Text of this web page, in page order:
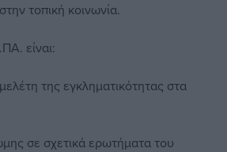
τοπική κοινωνία.
είναι:
της εγκληματικότητας στα
σε σχετικά ερωτήματα του